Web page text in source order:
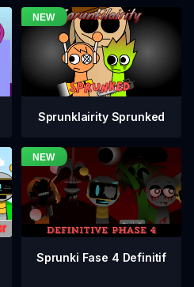
Sprunklairity Sprunked
Sprunki Fase 4 Definitif